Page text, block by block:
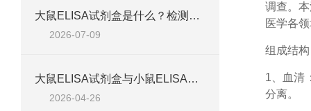
大鼠ELISA试剂盒是什么？检测原理、试剂盒组成与适用样本类型全解析
2026-07-09
大鼠ELISA试剂盒与小鼠ELISA试剂盒对比：检测差异、适用物种及实验场景差异化分析
2026-04-26
调查。
医学各
组成结构
1、
血清
分离。